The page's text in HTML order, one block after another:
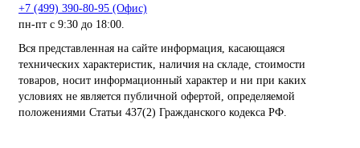
+7 (499) 390-80-95 (Офис)
пн-пт с 9:30 до 18:00.
Вся представленная на сайте информация, касающаяся
технических характеристик, наличия на складе, стоимости
товаров, носит информационный характер и ни при каких
условиях не является публичной офертой, определяемой
положениями Статьи 437(2) Гражданского кодекса РФ.